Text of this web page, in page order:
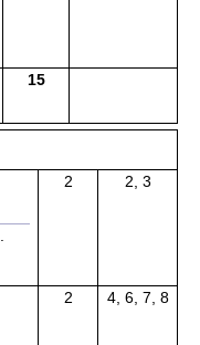
15
2 2, 3
2 4, 6, 7, 8